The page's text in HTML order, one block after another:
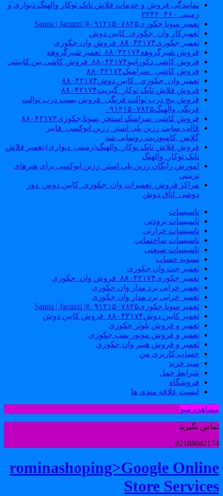
نمایندگی فروش و خدمات فلاش تانک توکار والهنگ دیواری و
زمینی ۲۲۴۲۰۴۶۰
تعمیر سونا جکوزی۰۹۱۲۱۵۰۷۸۲۵#| Sauna | Jacuzzi
تعمیرکار وان_جکوزی_کابین دوش
تعمیر جکوزی۸۸۰۴۲۱۷۴_فروش وان جکوزی
فروش شیرگروهه۸۸۰۴۲۱۷۴_تعمیر شیرگروهه
فروش کاشی دکوراتیو۸۸۰۴۲۱۷۴_فروش کاشی بین کابینتی
فروش کاشی _سرامیک۸۸۰۴۲۱۷۴
تعمیر وان_جکوزی_ کابین دوش۸۸۰۴۲۱۷۴
فروش فلاش تانک توکار_گبریت۸۸۰۴۲۱۷۴
فروش پیچ درب توالت فرنگی_فروش بست درب توالت
فرنگی والهنگ۰۹۱۲۱۵۰۷۸۲۵
فروش کاشی_سرامیک استخر ,سونا,جکوزی۸۸۰۴۲۱۷۴
قالب سایت رزین پلی استر_رزین اپوکسی_فایبر
گلاس_کامپوزیت رونمایی شد
فروش فلاش تانک توکار_والهنگ(زمینی_دیواری),تعمیر فلاش
تانک توکار_والهنگ
اموزش رایگان رزین پلی استر_رزین اپوکسی برای هنرهای
تزیینی
مراکز فروش_تعمیرات وان_جکوزی_کابین دوش_دور
دوشی_اتاق دوش
تاسیسات
تاسیسات برودتی
تاسیسات حرارتی
تاسیسات ساختمانی
تاسیسات صنعتی
تسویه حساب
تعمیر جت وان جکوزی
تعمیر جکوزی۸۸۰۴۲۱۷۴_فروش وان_جکوزی
تعمیر خرابی برد مدار وان جکوزی
تعمیر خرابی برد مدار وان جکوزی
تعمیر سونا جکوزی۰۹۱۲۱۵۰۷۸۲۵#| Sauna | Jacuzzi
تعمیر کابین دوش۸۸۰۴۲۱۷۴_فروش کابین دوش
تعمیر و فروش بلوئر جکوزی
تعمیر و فروش موتور پمپ جکوزی
تعمیر و فروش هیتر وان جکوزی
حساب کاربری من
سبد خرید
شرایط حمل
فروشگاه
لیست علاقه مندی ها
منو
بگیرید
rominashoping>Google
Store